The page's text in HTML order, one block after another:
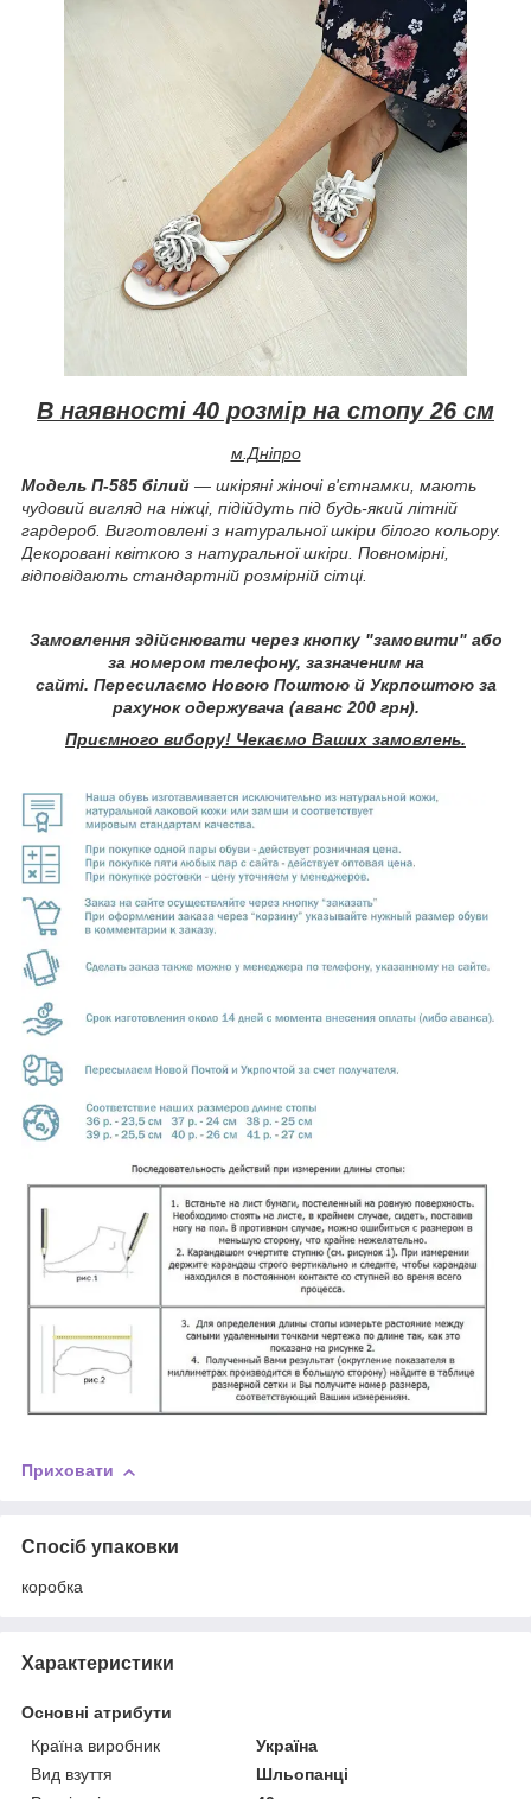
В наявності 40 розмір на стопу 26 см
м.Дніпро
Модель П-585 білий — шкіряні жіночі в'єтнамки, мають
чудовий вигляд на ніжці, підійдуть під будь-який літній
гардероб. Виготовлені з натуральної шкіри білого кольору.
Декоровані квіткою з натуральної шкіри. Повномірні,
відповідають стандартній розмірній сітці.
Замовлення здійснювати через кнопку "замовити" або
за номером телефону, зазначеним на
сайті. Пересилаємо Новою Поштою й Укрпоштою за
рахунок одержувача (аванс 200 грн).
Приємного вибору! Чекаємо Ваших замовлень.
Приховати
Спосіб упаковки
коробка
Характеристики
Основні атрибути
Країна виробник
Україна
Вид взуття
Шльопанці